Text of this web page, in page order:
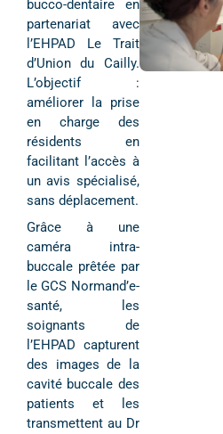
bucco-dentaire en
partenariat avec
l’EHPAD Le Trait
d’Union du Cailly.
L’objectif :
améliorer la prise
en charge des
résidents en
facilitant l’accès à
un avis spécialisé,
sans déplacement.
Grâce à une
caméra intra-
buccale prêtée par
le GCS Normand’e-
santé, les
soignants de
l’EHPAD capturent
des images de la
cavité buccale des
patients et les
transmettent au Dr